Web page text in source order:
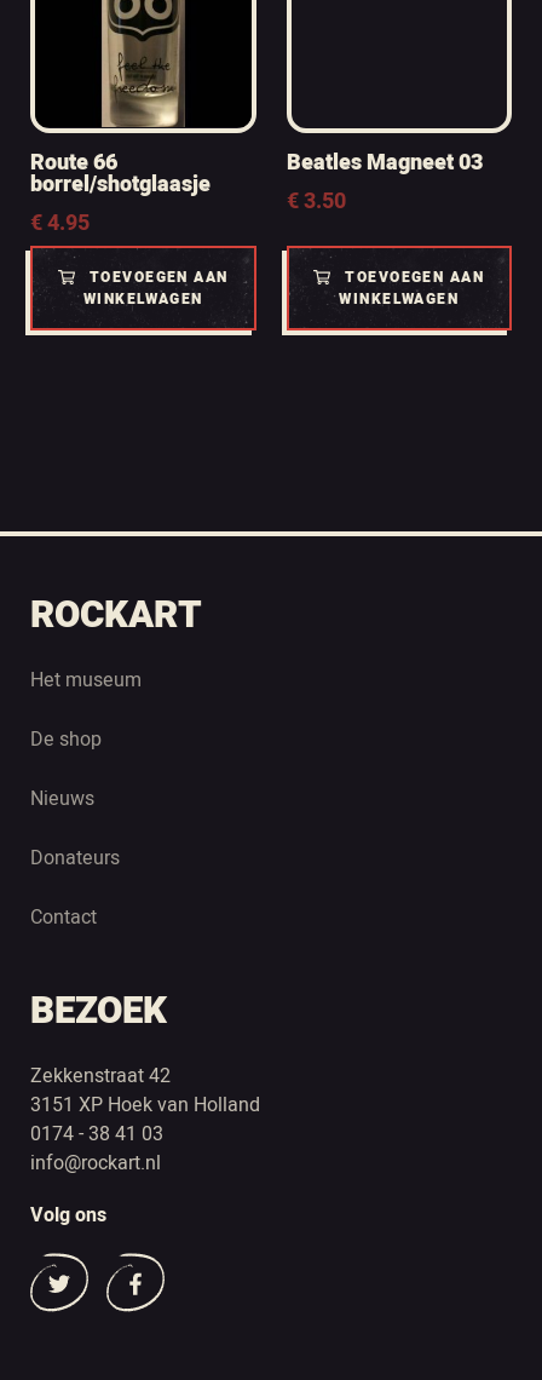
Route 66
borrel/shotglaasje
€4.95
TOEVOEGEN AAN
WINKELWAGEN
Beatles Magneet 03
€3.50
TOEVOEGEN AAN
WINKELWAGEN
ROCKART
Het museum
De shop
Nieuws
Donateurs
Contact
BEZOEK
Zekkenstraat 42
3151 XP Hoek van Holland
0174 - 38 41 03
info@rockart.nl
Volg ons